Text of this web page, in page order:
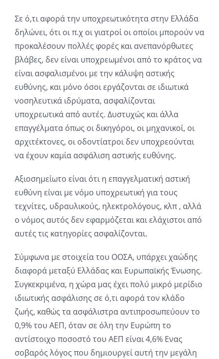
Σε ό,τι αφορά την υποχρεωτικότητα στην Ελλάδα
δηλώνει, ότι οι π.χ οι γιατροί οι οποίοι μπορούν να
προκαλέσουν πολλές φορές και ανεπανόρθωτες
βλάβες, δεν είναι υποχρεωμένοι από το κράτος να
είναι ασφαλισμένοι με την κάλυψη αστικής
ευθύνης, και μόνο όσοι εργάζονται σε ιδιωτικά
νοσηλευτικά ιδρύματα, ασφαλίζονται
υποχρεωτικά από αυτές. Δυστυχώς και άλλα
επαγγέλματα όπως οι δικηγόροι, οι μηχανικοί, οι
αρχιτέκτονες, οι οδοντίατροι δεν υποχρεούνται
να έχουν καμία ασφάλιση αστικής ευθύνης.
Αξιοσημείωτο είναι ότι η επαγγελματική αστική
ευθύνη είναι με νόμο υποχρεωτική για τους
τεχνίτες, υδραυλικούς, ηλεκτρολόγους, κλπ , αλλά
ο νόμος αυτός δεν εφαρμόζεται και ελάχιστοι από
αυτές τις κατηγορίες ασφαλίζονται.
Σύμφωνα με στοιχεία του ΟΟΣΑ, υπάρχει χαώδης
διαφορά μεταξύ Ελλάδας και Ευρωπαϊκής Ένωσης.
Συγκεκριμένα, η χώρα μας έχει πολύ μικρό μερίδιο
ιδιωτικής ασφάλισης σε ό,τι αφορά τον κλάδο
ζωής, καθώς τα ασφάλιστρα αντιπροσωπεύουν το
0,9% του ΑΕΠ, όταν σε όλη την Ευρώπη το
αντίστοιχο ποσοστό του ΑΕΠ είναι 4,6% Ενας
σοβαρός λόγος που δημιουργεί αυτή την μεγάλη